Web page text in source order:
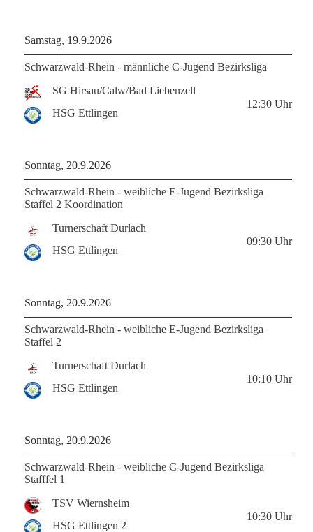
Samstag, 19.9.2026
Schwarzwald-Rhein - männliche C-Jugend Bezirksliga
SG Hirsau/Calw/Bad Liebenzell
HSG Ettlingen
12:30 Uhr
Sonntag, 20.9.2026
Schwarzwald-Rhein - weibliche E-Jugend Bezirksliga
Staffel 2 Koordination
Turnerschaft Durlach
HSG Ettlingen
09:30 Uhr
Sonntag, 20.9.2026
Schwarzwald-Rhein - weibliche E-Jugend Bezirksliga
Staffel 2
Turnerschaft Durlach
HSG Ettlingen
10:10 Uhr
Sonntag, 20.9.2026
Schwarzwald-Rhein - weibliche C-Jugend Bezirksliga
Stafffel 1
TSV Wiernsheim
HSG Ettlingen 2
10:30 Uhr